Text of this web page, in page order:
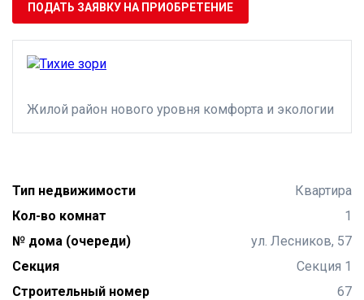
ПОДАТЬ ЗАЯВКУ НА ПРИОБРЕТЕНИЕ
Жилой район нового уровня комфорта и экологии
Тип недвижимости
Квартира
Кол-во комнат
1
№ дома (очереди)
ул. Лесников, 57
Секция
Секция 1
Строительный номер
67